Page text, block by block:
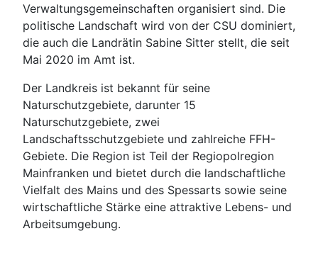
Verwaltungsgemeinschaften organisiert sind. Die
politische Landschaft wird von der CSU dominiert,
die auch die Landrätin Sabine Sitter stellt, die seit
Mai 2020 im Amt ist.
Der Landkreis ist bekannt für seine
Naturschutzgebiete, darunter 15
Naturschutzgebiete, zwei
Landschaftsschutzgebiete und zahlreiche FFH-
Gebiete. Die Region ist Teil der Regiopolregion
Mainfranken und bietet durch die landschaftliche
Vielfalt des Mains und des Spessarts sowie seine
wirtschaftliche Stärke eine attraktive Lebens- und
Arbeitsumgebung.